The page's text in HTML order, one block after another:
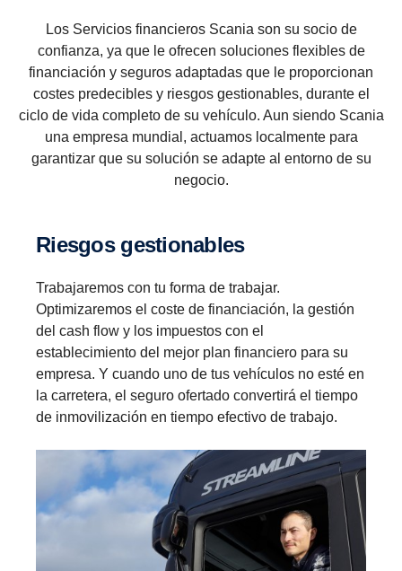
Los Servicios financieros Scania son su socio de
confianza, ya que le ofrecen soluciones flexibles de
financiación y seguros adaptadas que le proporcionan
costes predecibles y riesgos gestionables, durante el
ciclo de vida completo de su vehículo. Aun siendo Scania
una empresa mundial, actuamos localmente para
garantizar que su solución se adapte al entorno de su
negocio.
Riesgos gestio­na­bles
Trabajaremos con tu forma de trabajar.
Optimizaremos el coste de financiación, la gestión
del cash flow y los impuestos con el
establecimiento del mejor plan financiero para su
empresa. Y cuando uno de tus vehículos no esté en
la carretera, el seguro ofertado convertirá el tiempo
de inmovilización en tiempo efectivo de trabajo.